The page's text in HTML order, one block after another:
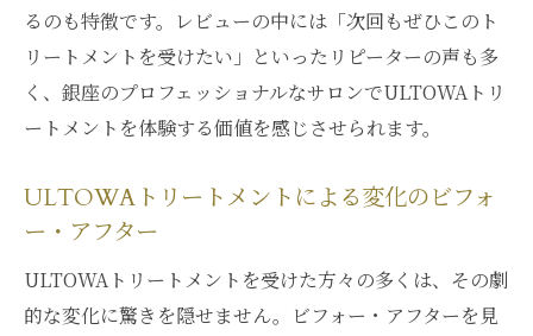
るのも特徴です。レビューの中には「次回もぜひこのト
リートメントを受けたい」といったリピーターの声も多
く、銀座のプロフェッショナルなサロンでULTOWAトリ
ートメントを体験する価値を感じさせられます。
ULTOWAトリートメントによる変化のビフォ
ー・アフター
ULTOWAトリートメントを受けた方々の多くは、その劇
的な変化に驚きを隠せません。ビフォー・アフターを見